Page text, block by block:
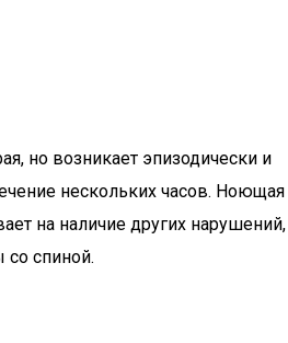
но возникает эпизодически и
нескольких часов. Ноющая
на наличие других нарушений,
со спиной.